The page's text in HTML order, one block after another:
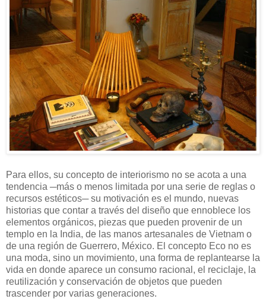
Para ellos, su concepto de interiorismo no se acota a una
tendencia ─más o menos limitada por una serie de reglas o
recursos estéticos─ su motivación es el mundo, nuevas
historias que contar a través del diseño que ennoblece los
elementos orgánicos, piezas que pueden provenir de un
templo en la India, de las manos artesanales de Vietnam o
de una región de Guerrero, México. El concepto Eco no es
una moda, sino un movimiento, una forma de replantearse la
vida en donde aparece un consumo racional, el reciclaje, la
reutilización y conservación de objetos que pueden
trascender por varias generaciones.